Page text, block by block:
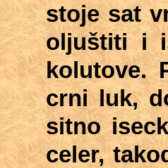
stoje sat
oljuštiti i
kolutove.
crni luk,
sitno
celer,